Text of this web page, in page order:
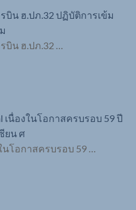
บิน ฮ.ปภ.32 ปฏิบัติการเข้ม
บิน ฮ.ปภ.32 …
เนื่องในโอกาสครบรอบ 59 ปี
ยน ศ
นโอกาสครบรอบ 59 …